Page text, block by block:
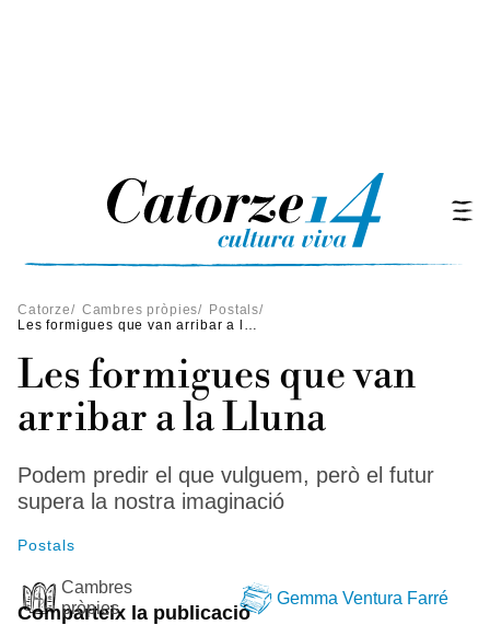
Catorze/ Cambres pròpies/ Postals/
Les formigues que van arribar a la Lluna
Les formigues que van
arribar a la Lluna
Podem predir el que vulguem, però el futur
supera la nostra imaginació
Postals
Cambres
pròpies
Gemma Ventura Farré
Comparteix la publicació